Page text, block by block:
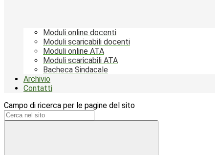
Moduli online docenti
Moduli scaricabili docenti
Moduli online ATA
Moduli scaricabili ATA
Bacheca Sindacale
Archivio
Contatti
Campo di ricerca per le pagine del sito